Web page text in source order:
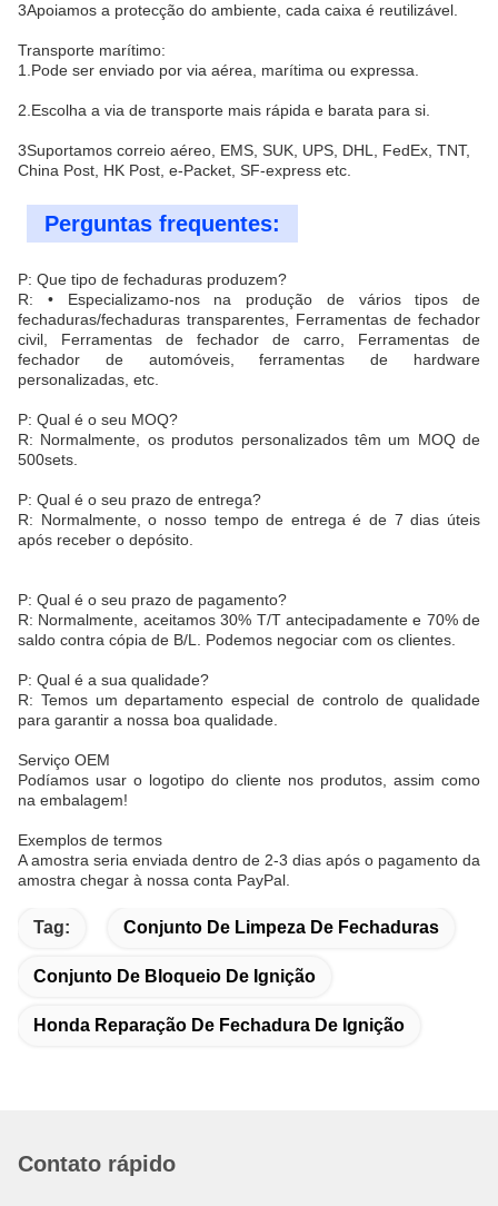
3Apoiamos a protecção do ambiente, cada caixa é reutilizável.
Transporte marítimo:
1.Pode ser enviado por via aérea, marítima ou expressa.
2.Escolha a via de transporte mais rápida e barata para si.
3Suportamos correio aéreo, EMS, SUK, UPS, DHL, FedEx, TNT,
China Post, HK Post, e-Packet, SF-express etc.
Perguntas frequentes:
P: Que tipo de fechaduras produzem?
R: • Especializamo-nos na produção de vários tipos de
fechaduras/fechaduras transparentes, Ferramentas de fechador
civil, Ferramentas de fechador de carro, Ferramentas de
fechador de automóveis, ferramentas de hardware
personalizadas, etc.
P: Qual é o seu MOQ?
R: Normalmente, os produtos personalizados têm um MOQ de
500sets.
P: Qual é o seu prazo de entrega?
R: Normalmente, o nosso tempo de entrega é de 7 dias úteis
após receber o depósito.
P: Qual é o seu prazo de pagamento?
R: Normalmente, aceitamos 30% T/T antecipadamente e 70% de
saldo contra cópia de B/L. Podemos negociar com os clientes.
P: Qual é a sua qualidade?
R: Temos um departamento especial de controlo de qualidade
para garantir a nossa boa qualidade.
Serviço OEM
Podíamos usar o logotipo do cliente nos produtos, assim como
na embalagem!
Exemplos de termos
A amostra seria enviada dentro de 2-3 dias após o pagamento da
amostra chegar à nossa conta PayPal.
Tag: Conjunto De Limpeza De Fechaduras
Conjunto De Bloqueio De Ignição
Honda Reparação De Fechadura De Ignição
Contato rápido